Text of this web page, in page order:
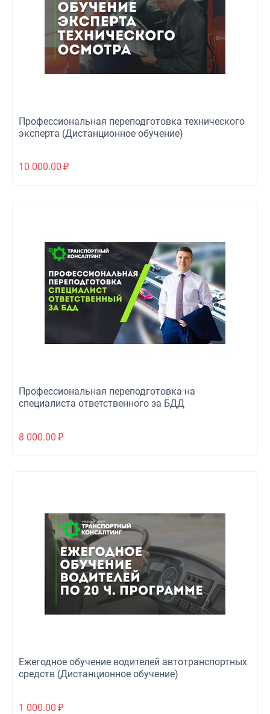
Профессиональная переподготовка технического
эксперта (Дистанционное обучение)
10 000.00 ₽
Профессиональная переподготовка на
специалиста ответственного за БДД
8 000.00 ₽
Ежегодное обучение водителей автотранспортных
средств (Дистанционное обучение)
1 000.00 ₽